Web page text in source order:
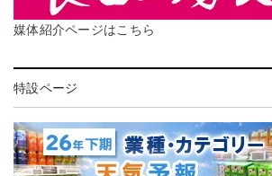
媒体紹介ページはこちら
特設ページ